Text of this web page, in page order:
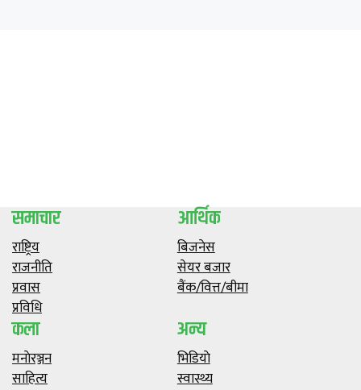
समाचार
राष्ट्रिय
राजनीति
प्रवास
प्रविधि
आर्थिक
बिजनेस
सेयर बजार
बैंक/वित्त/बीमा
कला
मनाेरञ्जन
साहित्य
अन्य
भिडियाे
स्वास्थ्य